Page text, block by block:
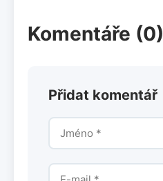
Komentáře (0)
Přidat komentář